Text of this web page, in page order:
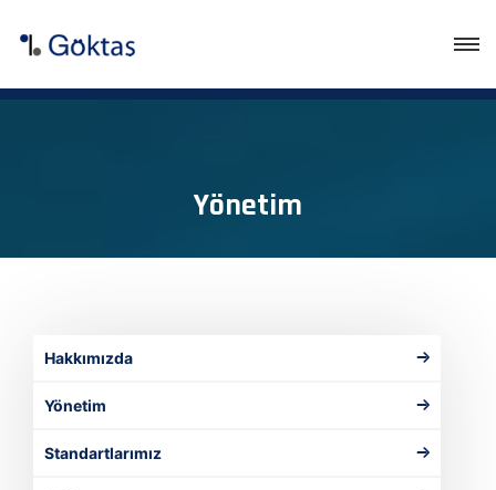
Yönetim
Hakkımızda
Yönetim
Standartlarımız